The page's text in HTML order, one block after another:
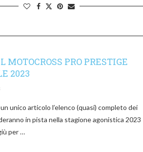
MOTOCROSS PRO PRESTIGE
2023
unico articolo l’elenco (quasi) completo dei
in pista nella stagione agonistica 2023
per …